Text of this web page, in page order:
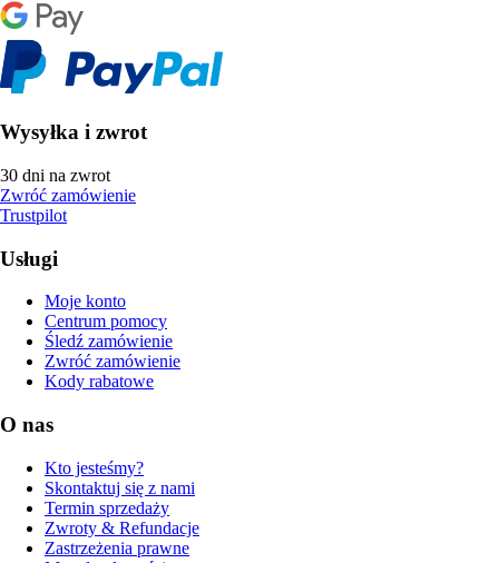
Wysyłka i zwrot
30 dni na zwrot
Zwróć zamówienie
Trustpilot
Usługi
Moje konto
Centrum pomocy
Śledź zamówienie
Zwróć zamówienie
Kody rabatowe
O nas
Kto jesteśmy?
Skontaktuj się z nami
Termin sprzedaży
Zwroty & Refundacje
Zastrzeżenia prawne